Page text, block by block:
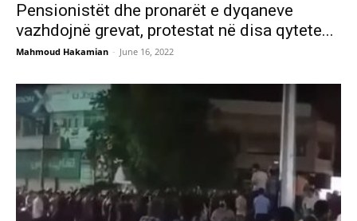
Pensionistët dhe pronarët e dyqaneve
vazhdojnë grevat, protestat në disa qytete...
Mahmoud Hakamian - June 16, 2022